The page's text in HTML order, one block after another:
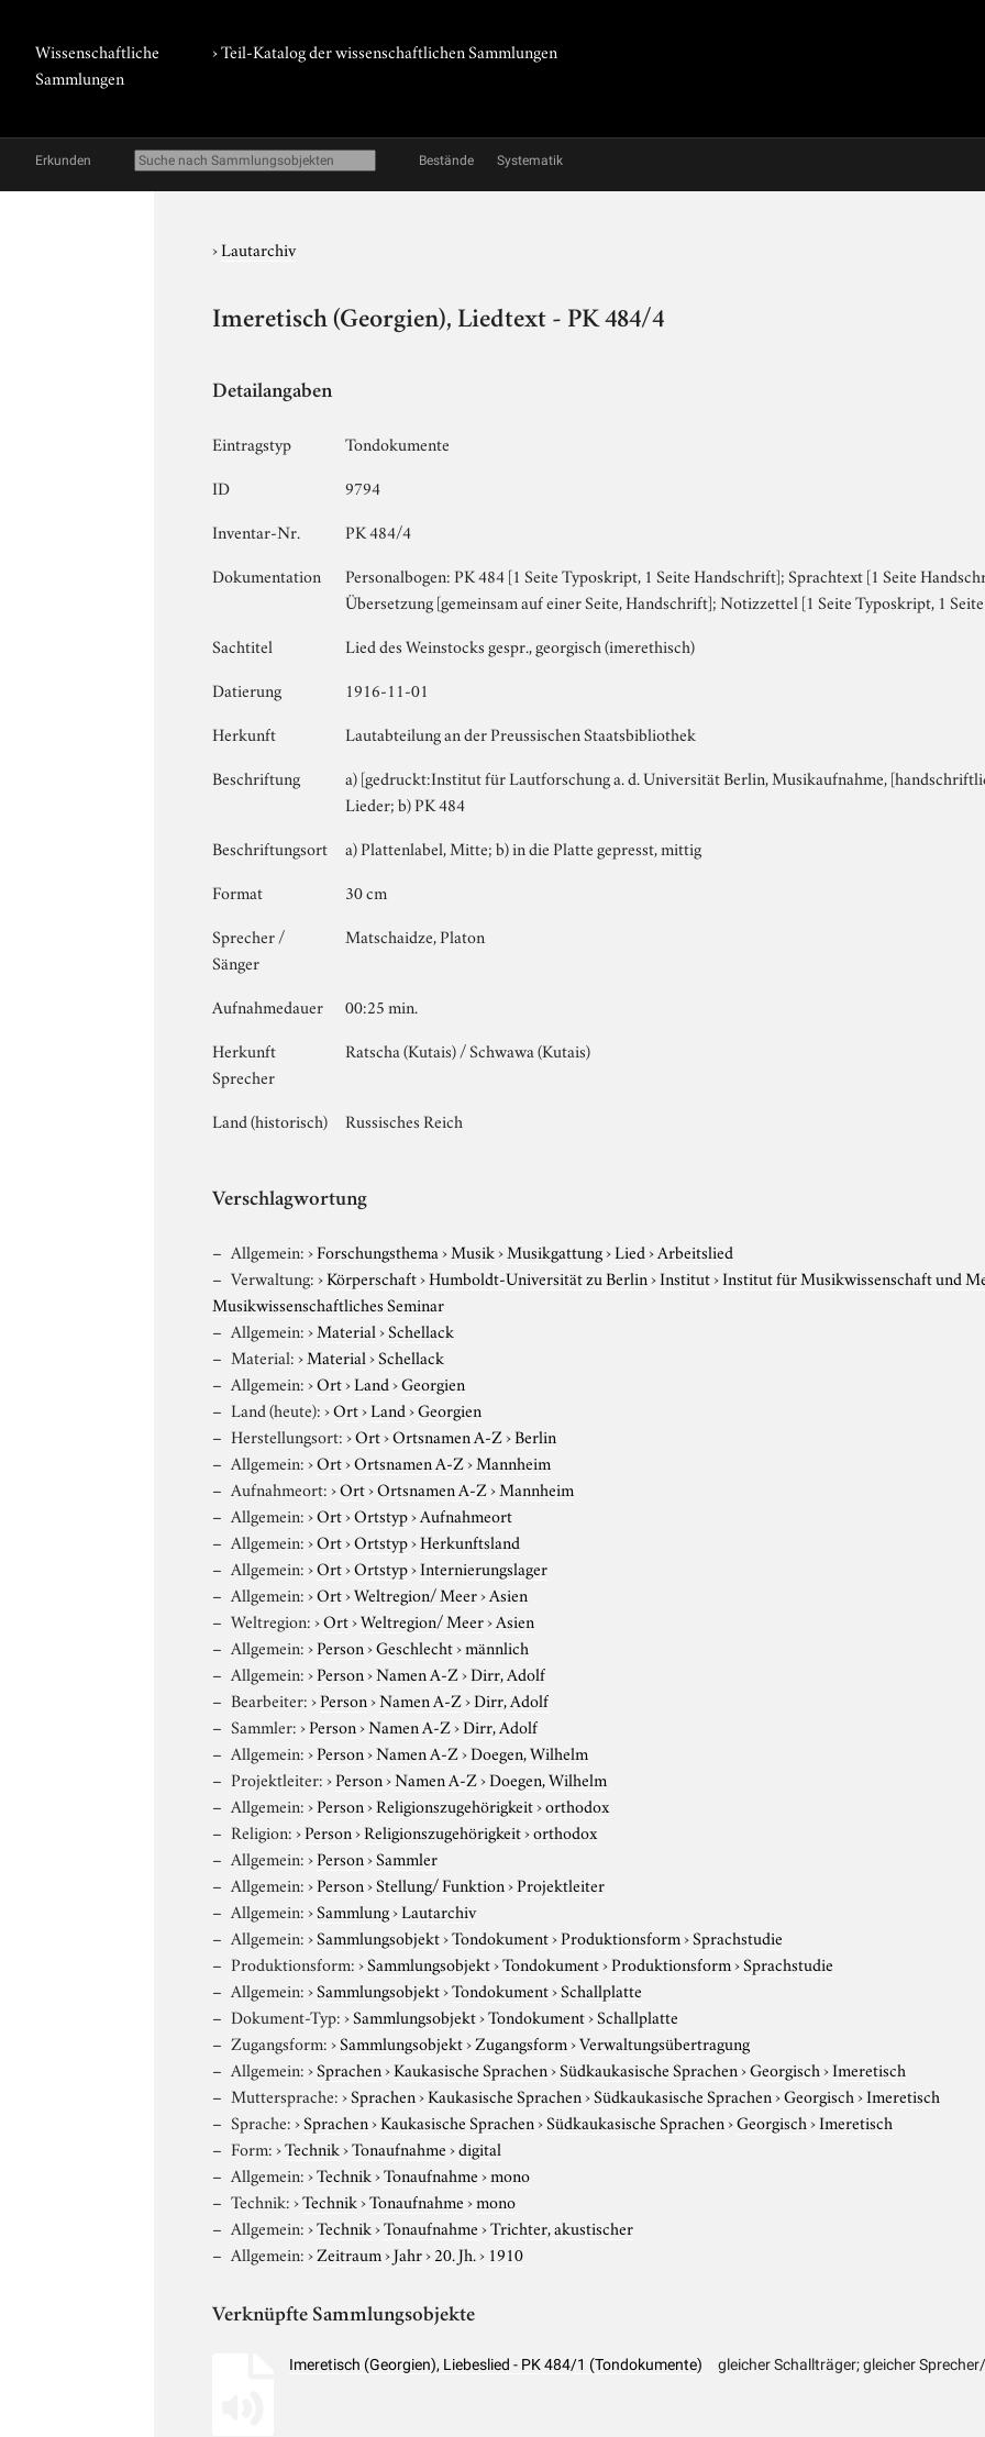
Wissenschaftliche
Sammlungen
› Teil-Katalog der wissenschaftlichen Sammlungen
Erkunden Bestände Systematik
›Lautarchiv
Imeretisch (Georgien), Liedtext - PK 484/4
Detailangaben
Eintragstyp
Tondokumente
ID
9794
Inventar-Nr.
PK 484/4
Dokumentation
Personalbogen: PK 484 [1 Seite Typoskript, 1 Seite Handschrift]; Sprachtext [1 Seite
Übersetzung [gemeinsam auf einer Seite, Handschrift]; Notizzettel [1 Seite Typoskript, 1
Sachtitel
Lied des Weinstocks gespr., georgisch (imerethisch)
Datierung
1916-11-01
Herkunft
Lautabteilung an der Preussischen Staatsbibliothek
Beschriftung
a) [gedruckt:Institut für Lautforschung a. d. Universität Berlin, Musikaufnahme,
Lieder; b) PK 484
Beschriftungsort
a) Plattenlabel, Mitte; b) in die Platte gepresst, mittig
Format
30 cm
Sprecher /
Sänger
Matschaidze, Platon
Aufnahmedauer
00:25 min.
Herkunft
Sprecher
Ratscha (Kutais) / Schwawa (Kutais)
Land (historisch) Russisches Reich
Verschlagwortung
Allgemein:›Forschungsthema›Musik›Musikgattung›Lied›Arbeitslied
Verwaltung:›Körperschaft›Humboldt-Universität zu Berlin›Institut›Institut für Musikwissenschaft und
Musikwissenschaftliches Seminar
Allgemein:›Material›Schellack
Material:›Material›Schellack
Allgemein:›Ort›Land›Georgien
Land (heute):›Ort›Land›Georgien
Herstellungsort:›Ort›Ortsnamen A-Z›Berlin
Allgemein:›Ort›Ortsnamen A-Z›Mannheim
Aufnahmeort:›Ort›Ortsnamen A-Z›Mannheim
Allgemein:›Ort›Ortstyp›Aufnahmeort
Allgemein:›Ort›Ortstyp›Herkunftsland
Allgemein:›Ort›Ortstyp›Internierungslager
Allgemein:›Ort›Weltregion/ Meer›Asien
Weltregion:›Ort›Weltregion/ Meer›Asien
Allgemein:›Person›Geschlecht›männlich
Allgemein:›Person›Namen A-Z›Dirr, Adolf
Bearbeiter:›Person›Namen A-Z›Dirr, Adolf
Sammler:›Person›Namen A-Z›Dirr, Adolf
Allgemein:›Person›Namen A-Z›Doegen, Wilhelm
Projektleiter:›Person›Namen A-Z›Doegen, Wilhelm
Allgemein:›Person›Religionszugehörigkeit›orthodox
Religion:›Person›Religionszugehörigkeit›orthodox
Allgemein:›Person›Sammler
Allgemein:›Person›Stellung/ Funktion›Projektleiter
Allgemein:›Sammlung›Lautarchiv
Allgemein:›Sammlungsobjekt›Tondokument›Produktionsform›Sprachstudie
Produktionsform:›Sammlungsobjekt›Tondokument›Produktionsform›Sprachstudie
Allgemein:›Sammlungsobjekt›Tondokument›Schallplatte
Dokument-Typ:›Sammlungsobjekt›Tondokument›Schallplatte
Zugangsform:›Sammlungsobjekt›Zugangsform›Verwaltungsübertragung
Allgemein:›Sprachen›Kaukasische Sprachen›Südkaukasische Sprachen›Georgisch›Imeretisch
Muttersprache:›Sprachen›Kaukasische Sprachen›Südkaukasische Sprachen›Georgisch›Imeretisch
Sprache:›Sprachen›Kaukasische Sprachen›Südkaukasische Sprachen›Georgisch›Imeretisch
Form:›Technik›Tonaufnahme›digital
Allgemein:›Technik›Tonaufnahme›mono
Technik:›Technik›Tonaufnahme›mono
Allgemein:›Technik›Tonaufnahme›Trichter, akustischer
Allgemein:›Zeitraum›Jahr›20. Jh.› 1910
Verknüpfte Sammlungsobjekte
Imeretisch (Georgien), Liebeslied - PK 484/1 (Tondokumente) gleicher Schallträger; gleicher